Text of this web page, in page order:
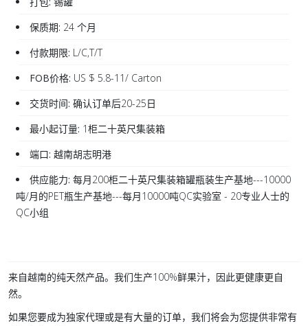
保质期: 24 个月
付款期限: L/C,T/T
FOB价格: US $ 5.8-11/ Carton
交货时间: 确认订单后20-25日
最小起订量: 1柜二十英尺集装箱
端口: 越南胡志明港
供应能力: 每月200柜二十英尺集装箱罐瓶装生产基地---10000
吨/月的PET瓶生产基地---每月10000吨QC实验室 - 20专业人士的
QC小组
来自越南的纯天然产品。我们生产100%鲜果汁，因此更健康更自
然。
如果您要成为独家代理或是有大量的订单，我们将会为您提供非常有